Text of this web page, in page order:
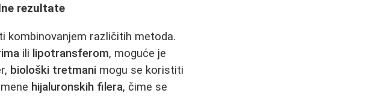
rezultate
kombinovanjem različitih metoda.
ili lipotransferom, moguće je
biološki tretmani mogu se koristiti
hijaluronskih filera, čime se